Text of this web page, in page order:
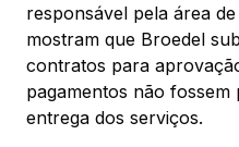
responsável pela área
mostram que Broedel
contratos para
pagamentos não fossem
entrega dos serviços.